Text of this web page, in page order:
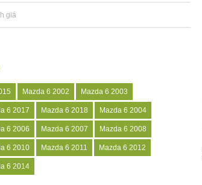
giá
Mazda 6 2002 Mazda 6 2003
6 2017 Mazda 6 2018 Mazda 6 2004
6 2006 Mazda 6 2007 Mazda 6 2008
6 2010 Mazda 6 2011 Mazda 6 2012
6 2014